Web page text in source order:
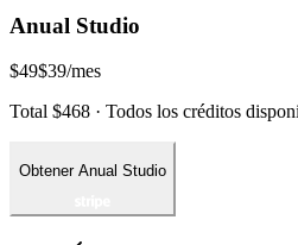
Anual Studio
$49$39/mes
Total $468 · Todos los créditos
Obtener Anual Studio